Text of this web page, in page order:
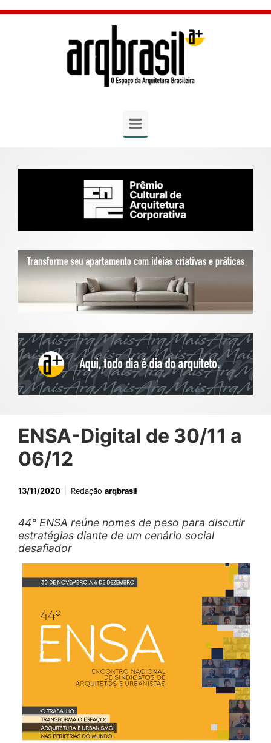
Skip to main content
ENSA-Digital de 30/11 a
06/12
13/11/2020 Redação arqbrasil
44° ENSA reúne nomes de peso para discutir
estratégias diante de um cenário social
desafiador